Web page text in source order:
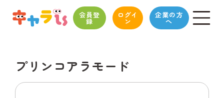
会員登
録
ログイ
ン
企業の方
へ
プリンコアラモード